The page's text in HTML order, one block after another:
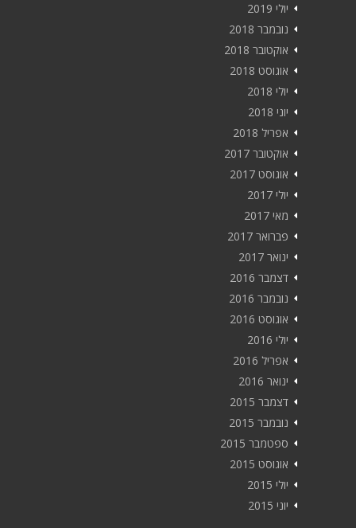
יולי 2019
נובמבר 2018
אוקטובר 2018
אוגוסט 2018
יולי 2018
יוני 2018
אפריל 2018
אוקטובר 2017
אוגוסט 2017
יולי 2017
מאי 2017
פברואר 2017
ינואר 2017
דצמבר 2016
נובמבר 2016
אוגוסט 2016
יולי 2016
אפריל 2016
ינואר 2016
דצמבר 2015
נובמבר 2015
ספטמבר 2015
אוגוסט 2015
יולי 2015
יוני 2015